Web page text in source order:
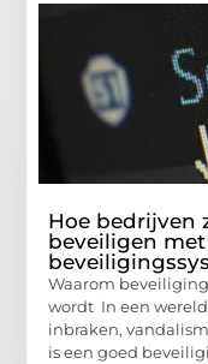
Hoe bedrijven
beveiligen
Waarom
wordt In een wereld
inbraken,
is een goed